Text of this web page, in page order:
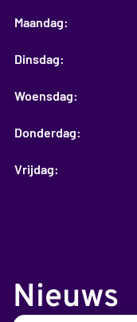
Maandag:
Dinsdag:
Woensdag:
Donderdag:
Vrijdag:
Nieuws